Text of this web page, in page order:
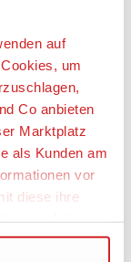
auf
um
Co anbieten
Marktplatz
als Kunden am
vor
diese ihre
PES
Es ist ein
hat ein
Gesicht,
Größe: